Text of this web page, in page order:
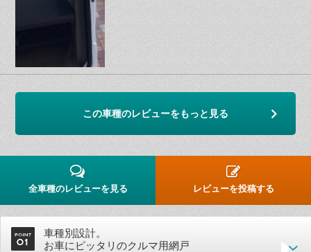
この車種のレビューをもっと見る
全車種のレビューを見る レビューを投稿する
車種別設計。
お車にピッタリのクルマ用網戸